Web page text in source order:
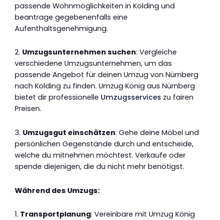
passende Wohnmöglichkeiten in Kolding und
beantrage gegebenenfalls eine
Aufenthaltsgenehmigung.
2. Umzugsunternehmen suchen: Vergleiche
verschiedene Umzugsunternehmen, um das
passende Angebot für deinen Umzug von Nürnberg
nach Kolding zu finden. Umzug König aus Nürnberg
bietet dir professionelle Umzugsservices zu fairen
Preisen.
3. Umzugsgut einschätzen: Gehe deine Möbel und
persönlichen Gegenstände durch und entscheide,
welche du mitnehmen möchtest. Verkaufe oder
spende diejenigen, die du nicht mehr benötigst.
Während des Umzugs:
1. Transportplanung: Vereinbare mit Umzug König